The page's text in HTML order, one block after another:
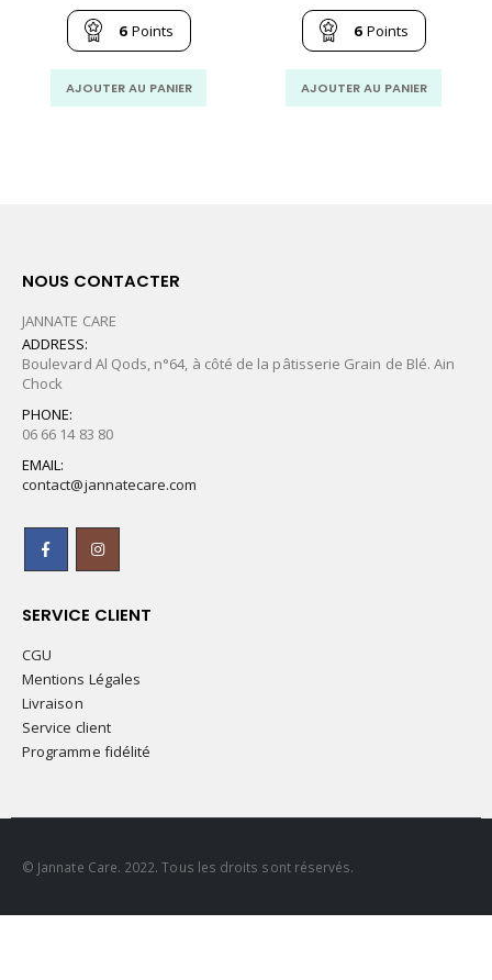
initial
était :
79.00
MAD.
6 Points
AJOUTER AU PANIER
initial
était :
83.00
MAD.
6 Points
AJOUTER AU PANIER
NOUS CONTACTER
JANNATE CARE
ADDRESS:
Boulevard Al Qods, n°64, à côté de la pâtisserie Grain de Blé. Ain
Chock
PHONE:
06 66 14 83 80
EMAIL:
contact@jannatecare.com
SERVICE CLIENT
CGU
Mentions Légales
Livraison
Service client
Programme fidélité
© Jannate Care. 2022. Tous les droits sont réservés.